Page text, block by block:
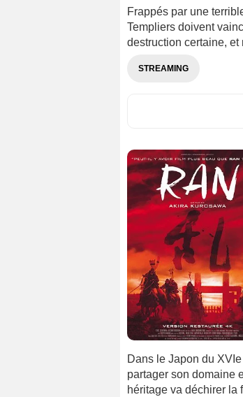
Frappés par une
Templiers doivent
destruction certaine, et
STREAMING
Dans le Japon du
partager son domaine
héritage va déchirer la